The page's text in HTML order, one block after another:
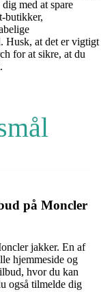
med at spare
butikker,
Husk, at det er vigtigt
for at sikre, at du
på Moncler
jakker. En af
hjemmeside og
hvor du kan
også tilmelde dig